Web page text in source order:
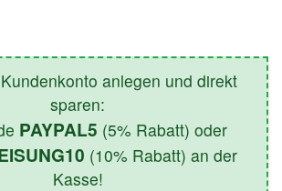
Kundenkonto anlegen und direkt
sparen:
PAYPAL5 (5% Rabatt) oder
(10% Rabatt) an der
Kasse!